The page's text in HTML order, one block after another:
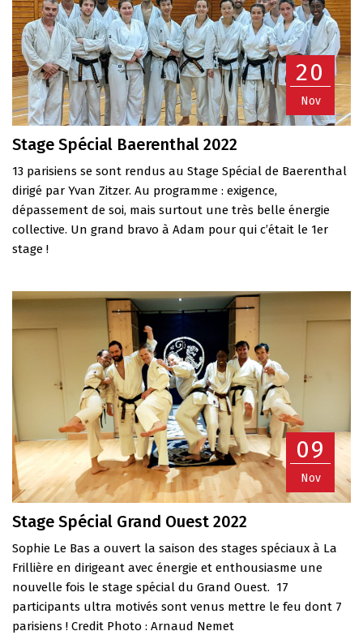
20
Nov
Stage Spécial Baerenthal 2022
13 parisiens se sont rendus au Stage Spécial de Baerenthal
dirigé par Yvan Zitzer. Au programme : exigence,
dépassement de soi, mais surtout une très belle énergie
collective. Un grand bravo à Adam pour qui c’était le 1er
stage !
09
Nov
Stage Spécial Grand Ouest 2022
Sophie Le Bas a ouvert la saison des stages spéciaux à La
Frillière en dirigeant avec énergie et enthousiasme une
nouvelle fois le stage spécial du Grand Ouest. 17
participants ultra motivés sont venus mettre le feu dont 7
parisiens ! Credit Photo : Arnaud Nemet